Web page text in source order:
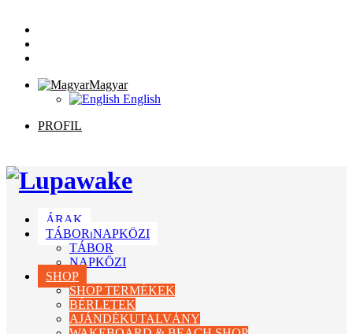
Magyar
English
PROFIL
ÁRAK
TÁBOR⏐NAPKÖZI
TÁBOR
NAPKÖZI
SHOP
SHOP TERMÉKEK
BÉRLETEK
AJÁNDÉKUTALVÁNY